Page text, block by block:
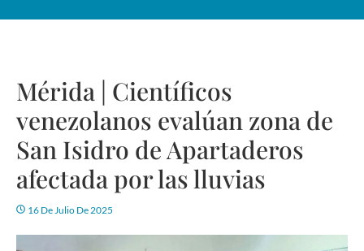
Mérida | Científicos
venezolanos evalúan zona de
San Isidro de Apartaderos
afectada por las lluvias
16 De Julio De 2025